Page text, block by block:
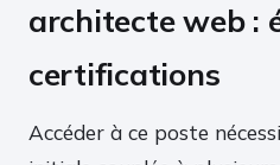
architecte web :
certifications
Accéder à ce poste